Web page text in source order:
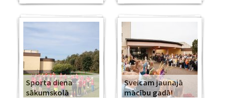
Sporta diena
sākumskolā
Sveicam jaunajā
mācību gadā!